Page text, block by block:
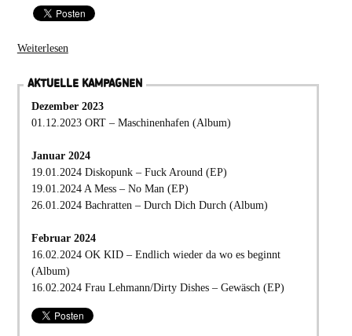
Weiterlesen
AKTUELLE KAMPAGNEN
Dezember 2023
01.12.2023 ORT – Maschinenhafen (Album)
Januar 2024
19.01.2024 Diskopunk – Fuck Around (EP)
19.01.2024 A Mess – No Man (EP)
26.01.2024 Bachratten – Durch Dich Durch (Album)
Februar 2024
16.02.2024 OK KID – Endlich wieder da wo es beginnt
(Album)
16.02.2024 Frau Lehmann/Dirty Dishes – Gewäsch (EP)